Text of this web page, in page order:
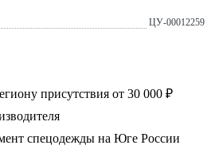
ЦУ-00012259
присутствия от 30 000 ₽
спецодежды на Юге России